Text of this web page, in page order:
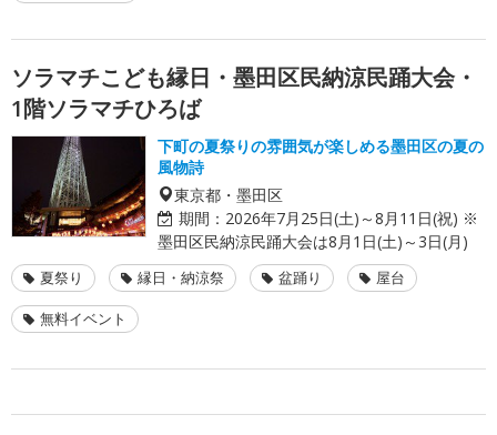
ソラマチこども縁日・墨田区民納涼民踊大会・
1階ソラマチひろば
下町の夏祭りの雰囲気が楽しめる墨田区の夏の
風物詩
東京都・墨田区
期間： 2026年7月25日(土)～8月11日(祝) ※
墨田区民納涼民踊大会は8月1日(土)～3日(月)
夏祭り 縁日・納涼祭 盆踊り 屋台
無料イベント